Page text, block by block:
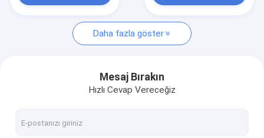
Tıbbi Kemik Matkap
Cerrahi Kemik Matkap
Salınımlı Kemik Testere
Pistonlu Kemik Testere
Daha fazla göster
Mesaj Bırakın
Hızlı Cevap Vereceğiz